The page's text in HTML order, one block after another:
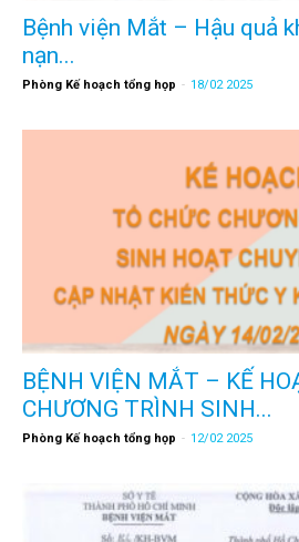
Bệnh viện Mắt – Hậu quả
nạn...
Phòng Kế hoạch tổng họp - 18/02 2025
BỆNH VIỆN MẮT – KẾ
CHƯƠNG TRÌNH SINH...
Phòng Kế hoạch tổng họp - 12/02 2025